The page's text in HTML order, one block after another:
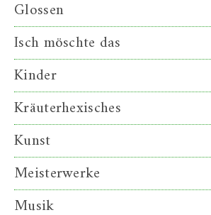
Glossen
Isch möschte das
Kinder
Kräuterhexisches
Kunst
Meisterwerke
Musik